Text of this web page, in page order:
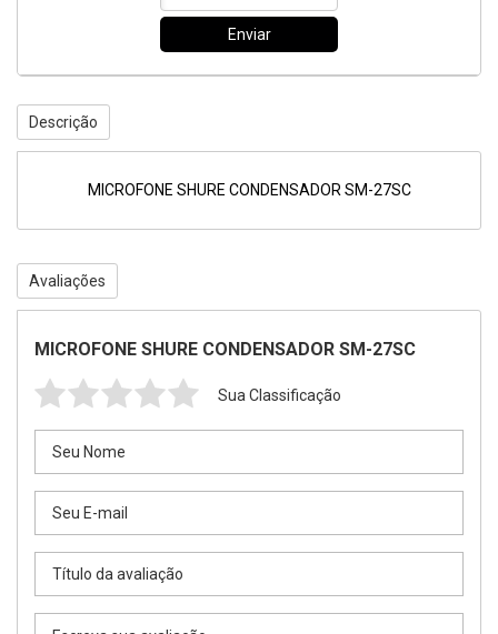
Enviar
Descrição
MICROFONE SHURE CONDENSADOR SM-27SC
Avaliações
MICROFONE SHURE CONDENSADOR SM-27SC
Sua Classificação